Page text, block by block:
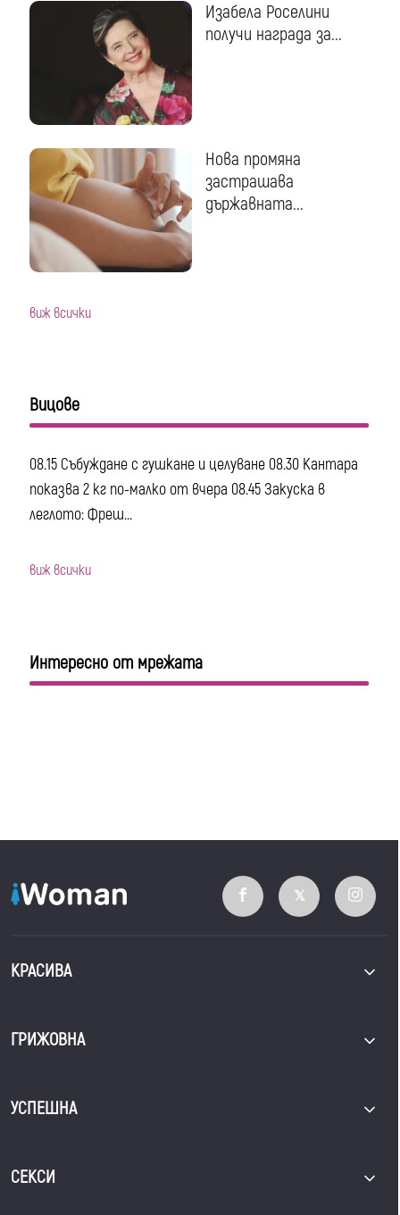
Изабела Роселини
получи награда за...
Нова промяна
застрашава
държавната...
виж всички
Вицове
08.15 Събуждане с гушкане и целуване 08.30 Кантара
показва 2 кг по-малко от вчера 08.45 Закуска в
леглото: Фреш...
виж всички
Интересно от мрежата
КРАСИВА
ГРИЖОВНА
УСПЕШНА
СЕКСИ